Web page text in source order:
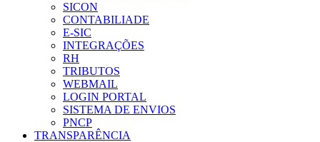
SICON
CONTABILIADE
E-SIC
INTEGRAÇÕES
RH
TRIBUTOS
WEBMAIL
LOGIN PORTAL
SISTEMA DE ENVIOS
PNCP
TRANSPARÊNCIA